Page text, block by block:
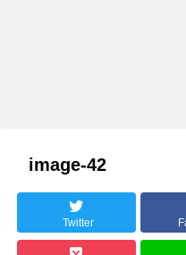
image-42
Twitter